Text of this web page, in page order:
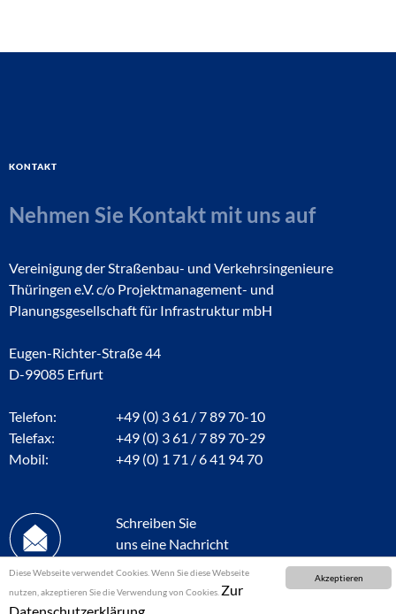
Akzeptieren
Diese Webseite verwendet Cookies. Wenn Sie diese Webseite
nutzen, akzeptieren Sie die Verwendung von Cookies. Zur
Kontakt
Nehmen Sie Kontakt mit uns auf
Vereinigung der Straßenbau- und Verkehrsingenieure
Thüringen e.V. c/o Projektmanagement- und
Planungsgesellschaft für Infrastruktur mbH
Eugen-Richter-Straße 44
D-99085 Erfurt
Telefon:
+49 (0) 3 61 / 7 89 70-10
Telefax:
+49 (0) 3 61 / 7 89 70-29
Mobil:
+49 (0) 1 71 / 6 41 94 70
Schreiben Sie
uns eine Nachricht